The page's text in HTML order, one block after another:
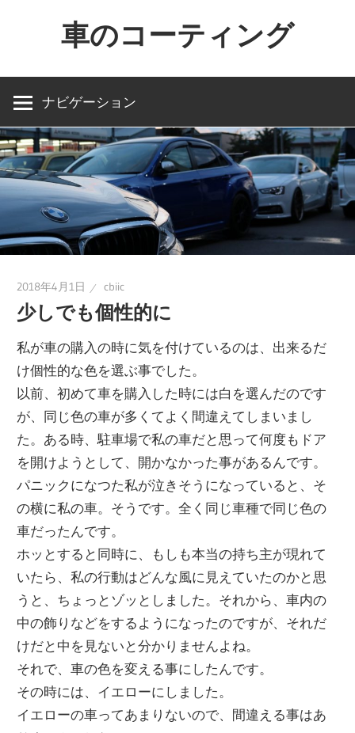
ン
へ
ス
キ
ッ
車のコーティング
買
っ
た
ら
コ
ー
テ
グ
ナビゲーション
2018年4月1日 cbiic
少しでも個性的に
私が車の購入の時に気を付けているのは、出来るだ
け個性的な色を選ぶ事でした。
以前、初めて車を購入した時には白を選んだのです
が、同じ色の車が多くてよく間違えてしまいまし
た。ある時、駐車場で私の車だと思って何度もドア
を開けようとして、開かなかった事があるんです。
パニックになつた私が泣きそうになっていると、そ
の横に私の車。そうです。全く同じ車種で同じ色の
車だったんです。
ホッとすると同時に、もしも本当の持ち主が現れて
いたら、私の行動はどんな風に見えていたのかと思
うと、ちょっとゾッとしました。それから、車内の
中の飾りなどをするようになったのですが、それだ
けだと中を見ないと分かりませんよね。
それで、車の色を変える事にしたんです。
その時には、イエローにしました。
イエローの車ってあまりないので、間違える事はあ